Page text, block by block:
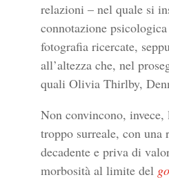
relazioni – nel quale si
connotazione
fotografia ricercate,
all’altezza che, nel
quali Olivia Thirlby,
Non convincono, invece,
troppo surreale, con una
decadente e priva di
morbosità al limite del